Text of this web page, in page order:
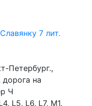
7 лит.
Петербург.,
на
Ч
L5, L6, L7, M1,